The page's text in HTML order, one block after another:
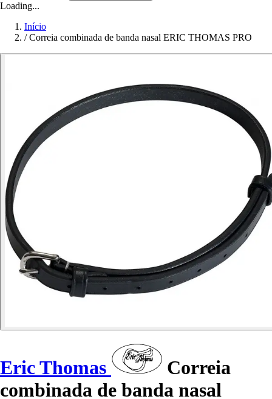
Loading...
Início
/ Correia combinada de banda nasal ERIC THOMAS PRO
Eric Thomas
Correia
combinada de banda nasal